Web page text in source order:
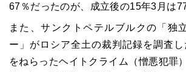
67％だったのが、成立後の15年3月は
また、サンクトペテルブルクの「独
ー」がロシア全土の裁判記録を調査
をねらったヘイトクライム（憎悪犯罪